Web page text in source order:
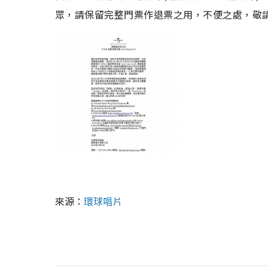
眾，請保留完整門票作退票之用，不便之處，敬
來源： 環球唱片